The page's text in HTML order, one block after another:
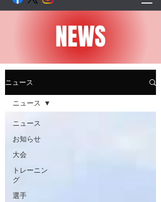
NEWS
ニュース
ニュース
お知らせ
大会
トレーニン
グ
選手
ニュース